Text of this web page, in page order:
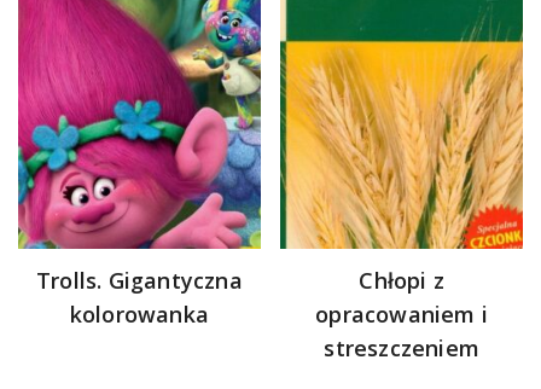
Trolls. Gigantyczna
kolorowanka
Chłopi z
opracowaniem i
streszczeniem